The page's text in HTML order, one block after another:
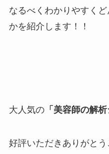
なるべくわかりやすく
かを紹介します！！
大人気の「美容師の解析
好評いただきありがとう